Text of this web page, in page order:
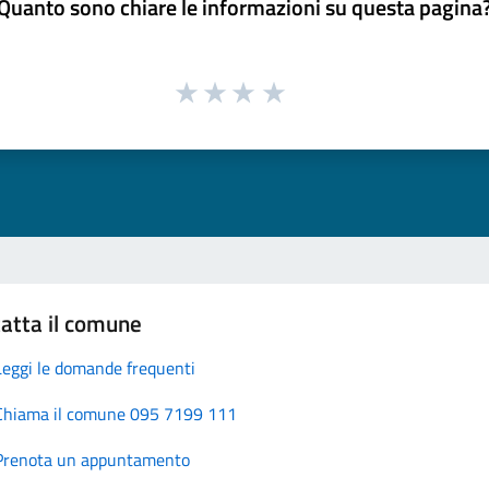
sono chiare le informazioni su questa
il comune
le domande frequenti
il comune 095 7199 111
un appuntamento